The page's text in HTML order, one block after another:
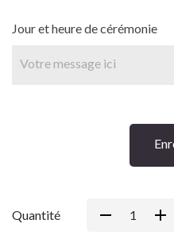
Jour et heure de cérémonie
Quantité